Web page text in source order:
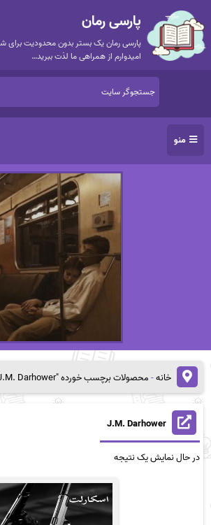
پارسی رمان
پارسی رمان یک بستر بدون محدودیت برای
امیدوارم از همراهی ما لذت ببرید…
منو
خانه-محصولات برچسب خورده "J.M. Darhower"
J.M. Darhower
در حال نمایش یک نتیجه